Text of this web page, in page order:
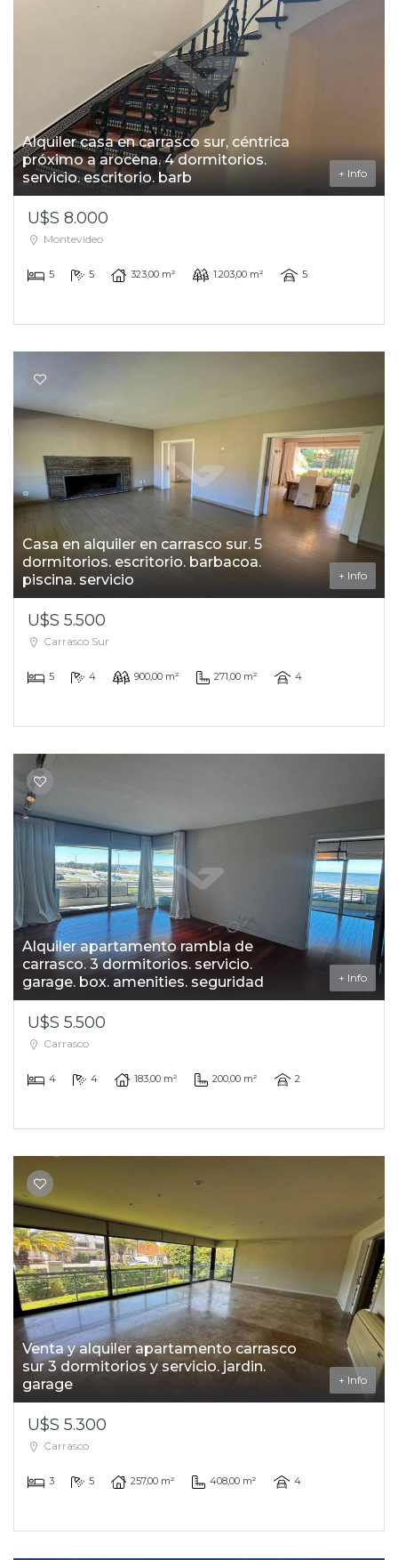
Alquiler casa en carrasco sur, céntrica
próximo a arocena. 4 dormitorios.
servicio. escritorio. barb
+ Info
U$S 8.000
Montevideo
5 5 323,00 m² 1.203,00 m² 5
Casa en alquiler en carrasco sur. 5
dormitorios. escritorio. barbacoa.
piscina. servicio
+ Info
U$S 5.500
Carrasco Sur
5 4 900,00 m² 271,00 m² 4
Alquiler apartamento rambla de
carrasco. 3 dormitorios. servicio.
garage. box. amenities. seguridad
+ Info
U$S 5.500
Carrasco
4 4 183,00 m² 200,00 m² 2
Venta y alquiler apartamento carrasco
sur 3 dormitorios y servicio. jardin.
garage
+ Info
U$S 5.300
Carrasco
3 5 257,00 m² 408,00 m² 4